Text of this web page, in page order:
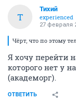
Т
Тихий
experienced
27 февраля
Чёрт, что по этому
Я хочу перейти
которого нет у
(академорг).
ОТВЕТИТЬ